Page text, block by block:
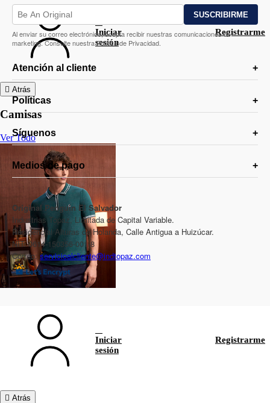
Iniciar
sesión
Registrarme
Atrás
Camisas
Ver Todo
Iniciar
sesión
Registrarme
Atrás
Al enviar su correo electrónico, acepta recibir nuestras comunicaciones de
marketing. Consulte nuestra Política de Privacidad.
Atención al cliente
Políticas
Síguenos
Medios de pago
Original Penguin El Salvador
Industrias Topaz, Limitada de Capital Variable.
Residencial Alturas de Holanda, Calle Antigua a Huizúcar.
NIT: 0614-150356-001-8
Correo: servicioalcliente@indtopaz.com